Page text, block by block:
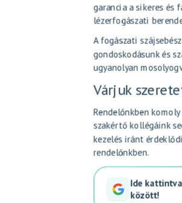
garancia a sikeres és
lézerfogászati
A fogászati
gondoskodásunk és
ugyanolyan
Várjuk
Rendelőnkben
szakértő kollégáink
kezelés iránt
rendelőnkben.
Ide
között!